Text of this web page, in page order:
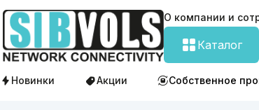
О компании и
Каталог
Новинки Акции Собственное